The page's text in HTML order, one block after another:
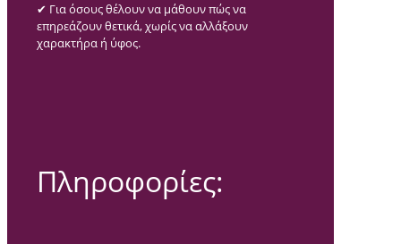
✔ Για όσους θέλουν να μάθουν πώς να
επηρεάζουν θετικά, χωρίς να αλλάξουν
χαρακτήρα ή ύφος.
Πληροφορίες: